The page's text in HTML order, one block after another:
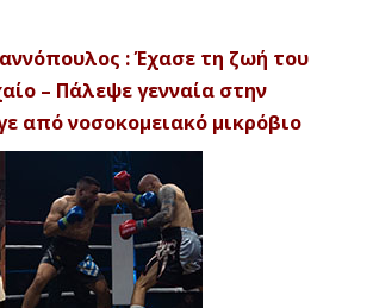
: Έχασε τη ζωή του
– Πάλεψε γενναία στην
από νοσοκομειακό μικρόβιο